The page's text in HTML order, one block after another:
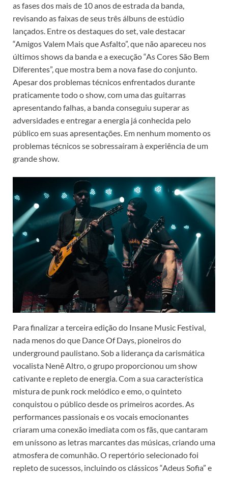
as fases dos mais de 10 anos de estrada da banda,
revisando as faixas de seus três álbuns de estúdio
lançados. Entre os destaques do set, vale destacar
“Amigos Valem Mais que Asfalto”, que não apareceu nos
últimos shows da banda e a execução “As Cores São Bem
Diferentes”, que mostra bem a nova fase do conjunto.
Apesar dos problemas técnicos enfrentados durante
praticamente todo o show, com uma das guitarras
apresentando falhas, a banda conseguiu superar as
adversidades e entregar a energia já conhecida pelo
público em suas apresentações. Em nenhum momento os
problemas técnicos se sobressaíram à experiência de um
grande show.
Para finalizar a terceira edição do Insane Music Festival,
nada menos do que Dance Of Days, pioneiros do
underground paulistano. Sob a liderança da carismática
vocalista Nenê Altro, o grupo proporcionou um show
cativante e repleto de energia. Com a sua característica
mistura de punk rock melódico e emo, o quinteto
conquistou o público desde os primeiros acordes. As
performances passionais e os vocais emocionantes
criaram uma conexão imediata com os fãs, que cantaram
em uníssono as letras marcantes das músicas, criando uma
atmosfera de comunhão. O repertório selecionado foi
repleto de sucessos, incluindo os clássicos “Adeus Sofia” e